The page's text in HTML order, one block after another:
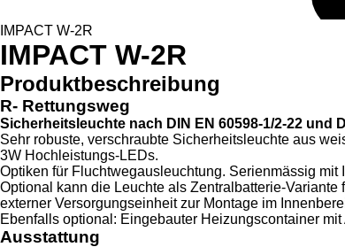
IMPACT W-2R
IMPACT W-2R
Produktbeschreibung
R- Rettungsweg
Sicherheitsleuchte nach DIN EN 60598-1/2-22 und
Sehr robuste, verschraubte Sicherheitsleuchte aus
3W Hochleistungs-LEDs.
Optiken für Fluchtwegausleuchtung. Serienmässig
Optional kann die Leuchte als Zentralbatterie-
externer Versorgungseinheit zur Montage im
Ebenfalls optional: Eingebauter Heizungscontainer
Ausstattung